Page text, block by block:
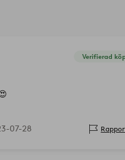
Verifierad
07-28